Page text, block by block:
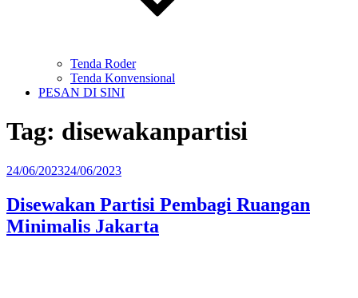
Tenda Roder
Tenda Konvensional
PESAN DI SINI
Tag: disewakanpartisi
Diposkan
24/06/202324/06/2023
Disewakan Partisi Pembagi Ruangan
Minimalis Jakarta